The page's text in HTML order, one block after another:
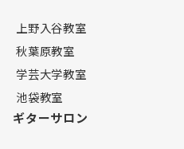
上野入谷教室
秋葉原教室
学芸大学教室
池袋教室
ギターサロン